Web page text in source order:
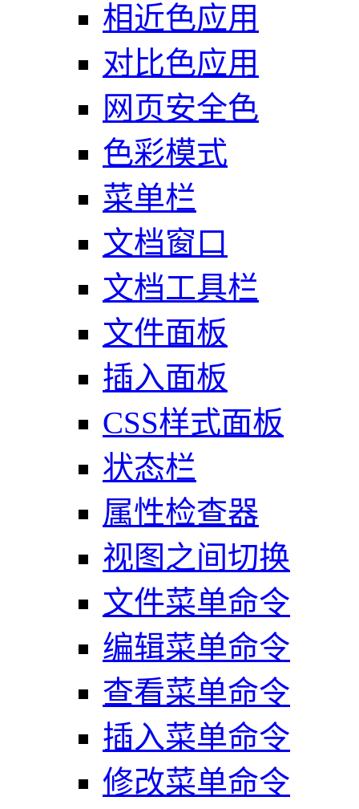
相近色应用
对比色应用
网页安全色
色彩模式
菜单栏
文档窗口
文档工具栏
文件面板
插入面板
CSS样式面板
状态栏
属性检查器
视图之间切换
文件菜单命令
编辑菜单命令
查看菜单命令
插入菜单命令
修改菜单命令